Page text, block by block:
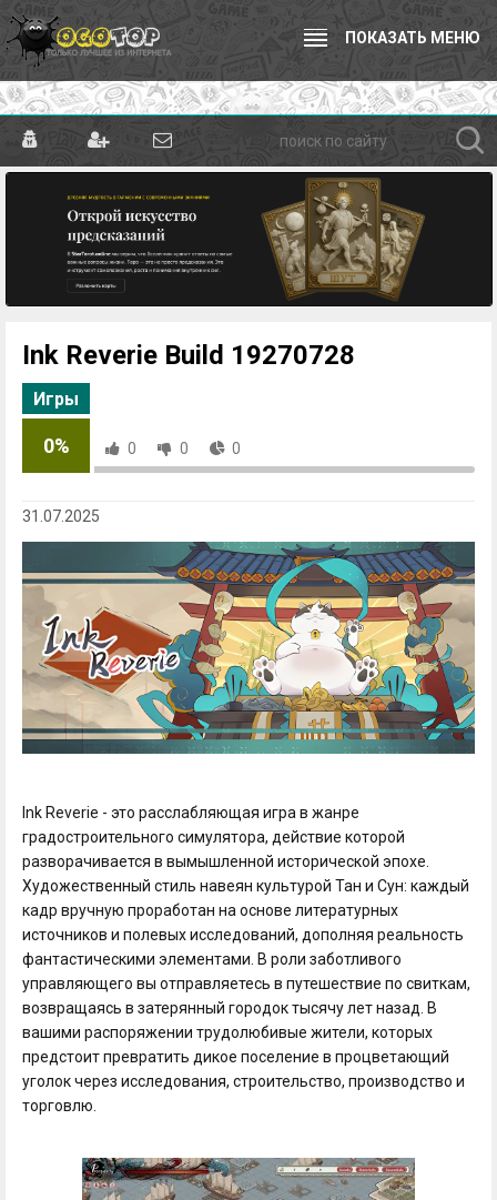
ПОКАЗАТЬ МЕНЮ
Ink Reverie Build 19270728
Игры
0% 0 0 0
31.07.2025
Ink Reverie - это расслабляющая игра в жанре
градостроительного симулятора, действие которой
разворачивается в вымышленной исторической эпохе.
Художественный стиль навеян культурой Тан и Сун: каждый
кадр вручную проработан на основе литературных
источников и полевых исследований, дополняя реальность
фантастическими элементами. В роли заботливого
управляющего вы отправляетесь в путешествие по свиткам,
возвращаясь в затерянный городок тысячу лет назад. В
вашими распоряжении трудолюбивые жители, которых
предстоит превратить дикое поселение в процветающий
уголок через исследования, строительство, производство и
торговлю.